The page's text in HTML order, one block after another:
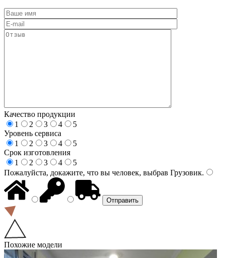
Качество продукции
1
2 3 4
5
Уровень сервиса
1
2 3 4
5
Срок изготовления
1
2 3 4
5
Пожалуйста, докажите, что вы человек, выбрав Грузовик.
Похожие модели